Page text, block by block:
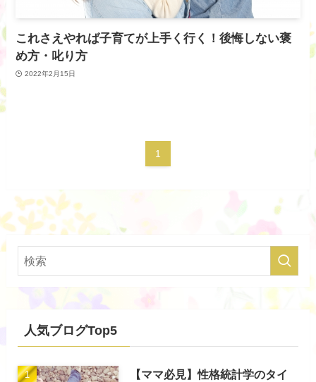
これさえやれば子育てが上手く行く！後悔しない褒
め方・叱り方
2022年2月15日
1
人気ブログTop5
【ママ必見】性格統計学のタイ